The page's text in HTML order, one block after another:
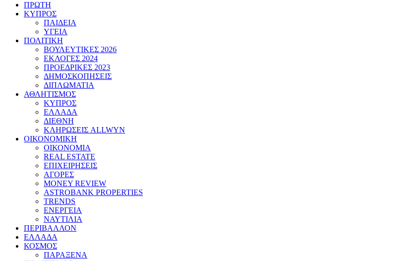
ΠΡΩΤΗ
ΚΥΠΡΟΣ
ΠΑΙΔΕΙΑ
ΥΓΕΙΑ
ΠΟΛΙΤΙΚΗ
ΒΟΥΛΕΥΤΙΚΕΣ 2026
ΕΚΛΟΓΕΣ 2024
ΠΡΟΕΔΡΙΚΕΣ 2023
ΔΗΜΟΣΚΟΠΗΣΕΙΣ
ΔΙΠΛΩΜΑΤΙΑ
ΑΘΛΗΤΙΣΜΟΣ
ΚΥΠΡΟΣ
ΕΛΛΑΔΑ
ΔΙΕΘΝΗ
ΚΛΗΡΩΣΕΙΣ ALLWYN
ΟΙΚΟΝΟΜΙΚΗ
ΟΙΚΟΝΟΜΙΑ
REAL ESTATE
ΕΠΙΧΕΙΡΗΣΕΙΣ
ΑΓΟΡΕΣ
MONEY REVIEW
ASTROBANK PROPERTIES
TRENDS
ΕΝΕΡΓΕΙΑ
ΝΑΥΤΙΛΙΑ
ΠΕΡΙΒΑΛΛΟΝ
ΕΛΛΑΔΑ
ΚΟΣΜΟΣ
ΠΑΡΑΞΕΝΑ